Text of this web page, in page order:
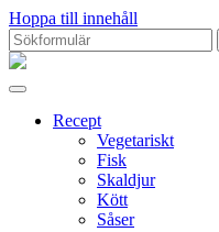
Hoppa till innehåll
Sök
efter:Proppmätt
Recept
Vegetariskt
Fisk
Skaldjur
Kött
Såser